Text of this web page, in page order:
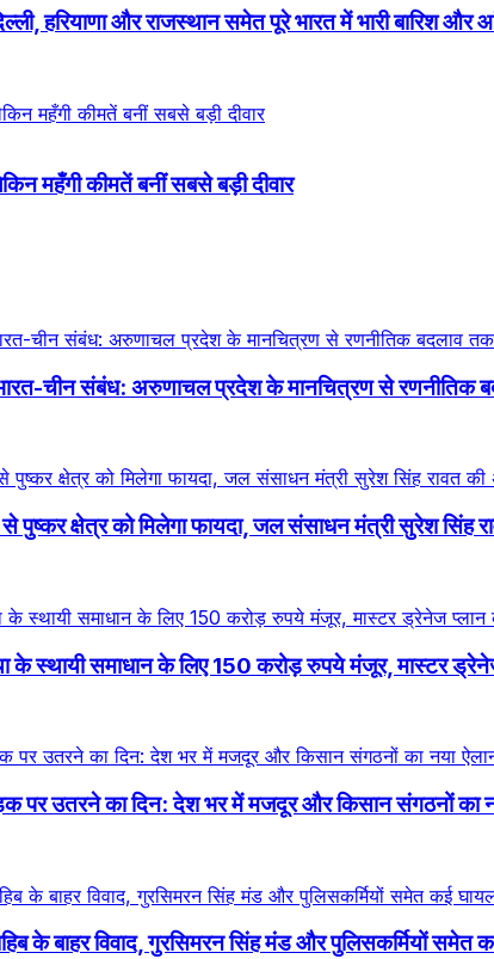
हरियाणा और राजस्थान समेत पूरे भारत में भारी बारिश और
महँगी कीमतें बनीं सबसे बड़ी दीवार
चीन संबंध: अरुणाचल प्रदेश के मानचित्रण से रणनीतिक
क्षेत्र को मिलेगा फायदा, जल संसाधन मंत्री सुरेश सिंह
स्थायी समाधान के लिए 150 करोड़ रुपये मंजूर, मास्टर
पर उतरने का दिन: देश भर में मजदूर और किसान संगठनों का
के बाहर विवाद, गुरसिमरन सिंह मंड और पुलिसकर्मियों समेत